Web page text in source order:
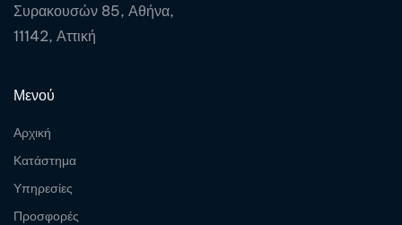
Συρακουσών 85, Αθήνα,
11142, Αττική
Μενού
Αρχική
Κατάστημα
Υπηρεσίες
Προσφορές